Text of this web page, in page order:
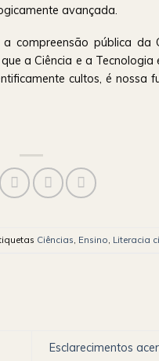
avançada.
compreensão pública
a Ciência e a
cultos, é nossa
Ciências Ensino Literacia
Esclarecimentos